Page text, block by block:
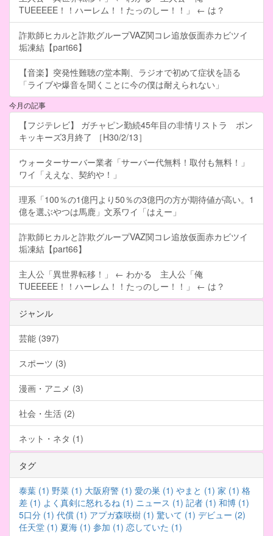
TUEEEEE！！ハーレム！！たっのしー！！」 ← は？
詐欺師ヒカルと詐欺グループVAZ関コレ追放仮面赤カビツイ
垢凍結【part66】
【音楽】突発性難聴の堂本剛、ラジオで初めて症状を語る
「ライブや爆音を聞くことに今の僕は耐えられない」
今月の記事
【フジテレビ】 ガチャピン勤続45年目の非情リストラ ポン
キッキーズ3月終了 ［H30/2/13］
ウォーターサーバー業者「サーバー代無料！取付も無料！」
ワイ「ええな、契約や！」
理系「100％の1億円より50％の3億円の方が期待値が高い。1
億を選ぶやつは馬鹿」文系ワイ「はえー」
詐欺師ヒカルと詐欺グループVAZ関コレ追放仮面赤カビツイ
垢凍結【part66】
主人公「異世界転移！」 ← わかる 主人公「俺
TUEEEEE！！ハーレム！！たっのしー！！」 ← は？
ジャンル
芸能 (397)
スポーツ (3)
漫画・アニメ (3)
社会・生活 (2)
ネット・ネタ (1)
タグ
泰葉 (1) 野菜 (1) 大阪府警 (1) 愛の巣 (1) やまと (1) 家 (1) 格
差 (1) よく真剣に怒れるね (1) ニュース (1) 記者 (1) 和博 (1)
5口分 (1) 代償 (1) アプガ森咲樹 (1) 驚いて (1) デビュー (2)
任天堂 (1) 夏海 (1) 参加 (1) 恋していた (1)